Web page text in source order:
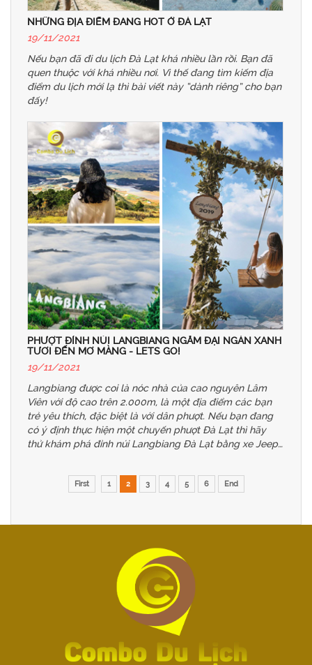
NHỮNG ĐỊA ĐIỂM ĐANG HOT Ở ĐÀ LẠT
19/11/2021
Nếu bạn đã đi du lịch Đà Lạt khá nhiều lần rồi. Bạn đã
quen thuộc với khá nhiều nơi. Vì thế đang tìm kiếm địa
điểm du lịch mới lạ thì bài viết này “dành riêng” cho bạn
đấy!
PHƯỢT ĐỈNH NÚI LANGBIANG NGẮM ĐẠI NGÀN XANH
TƯƠI ĐẾN MƠ MÀNG - LETS GO!
19/11/2021
Langbiang được coi là nóc nhà của cao nguyên Lâm
Viên với độ cao trên 2.000m, là một địa điểm các bạn
trẻ yêu thích, đặc biệt là với dân phượt. Nếu bạn đang
có ý định thực hiện một chuyến phượt Đà Lạt thì hãy
thử khám phá đỉnh núi Langbiang Đà Lạt bằng xe Jeep
First 1 2 3 4 5 6 End